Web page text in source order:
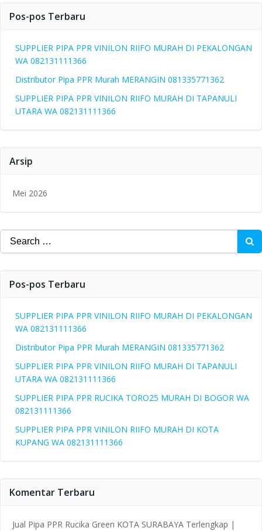
Pos-pos Terbaru
SUPPLIER PIPA PPR VINILON RIIFO MURAH DI PEKALONGAN
WA 082131111366
Distributor Pipa PPR Murah MERANGIN 081335771362
SUPPLIER PIPA PPR VINILON RIIFO MURAH DI TAPANULI
UTARA WA 082131111366
Arsip
Mei 2026
Search
for:
Pos-pos Terbaru
SUPPLIER PIPA PPR VINILON RIIFO MURAH DI PEKALONGAN
WA 082131111366
Distributor Pipa PPR Murah MERANGIN 081335771362
SUPPLIER PIPA PPR VINILON RIIFO MURAH DI TAPANULI
UTARA WA 082131111366
SUPPLIER PIPA PPR RUCIKA TORO25 MURAH DI BOGOR WA
082131111366
SUPPLIER PIPA PPR VINILON RIIFO MURAH DI KOTA
KUPANG WA 082131111366
Komentar Terbaru
Jual Pipa PPR Rucika Green KOTA SURABAYA Terlengkap |